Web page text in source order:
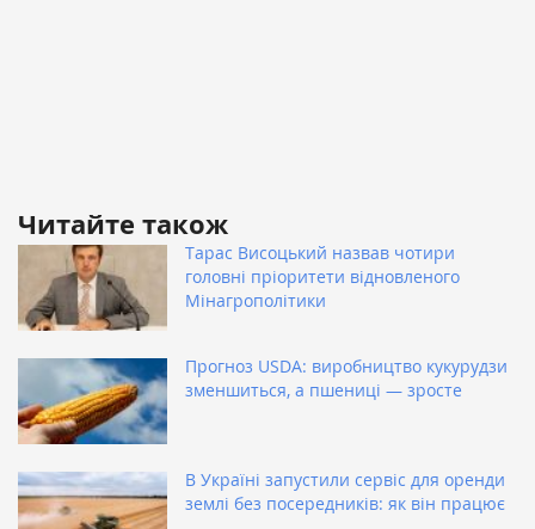
Читайте також
Тарас Висоцький назвав чотири
головні пріоритети відновленого
Мінагрополітики
Прогноз USDA: виробництво кукурудзи
зменшиться, а пшениці — зросте
В Україні запустили сервіс для оренди
землі без посередників: як він працює